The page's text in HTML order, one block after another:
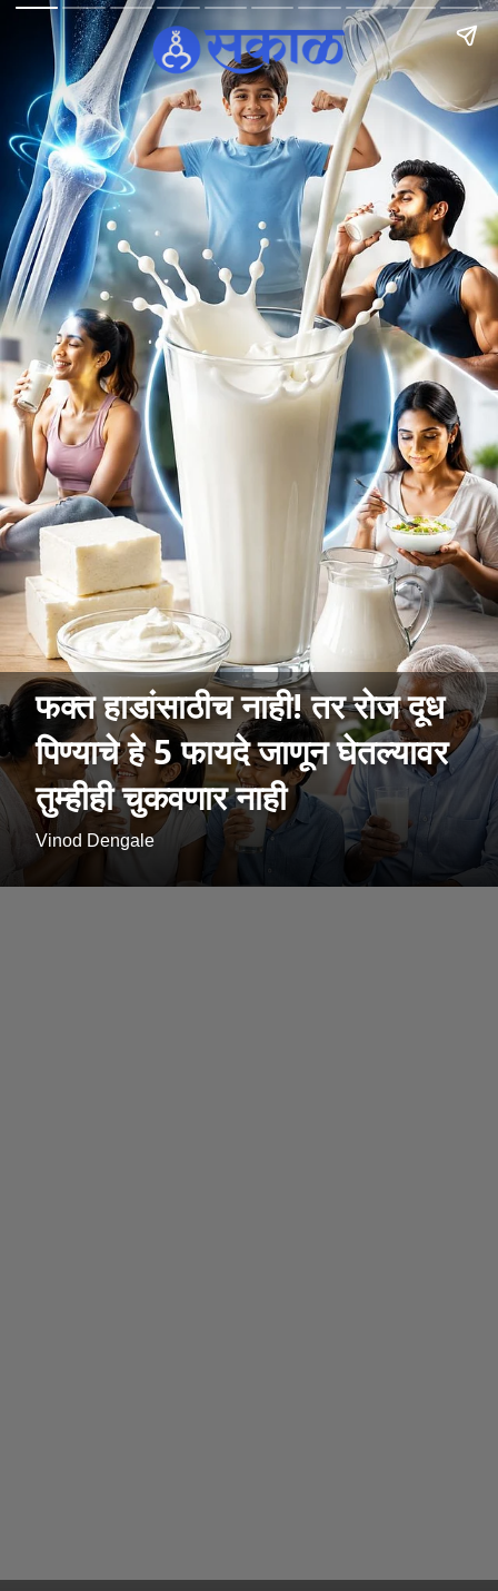
फक्त हाडांसाठीच नाही! तर रोज दूध
पिण्याचे हे 5 फायदे जाणून घेतल्यावर
तुम्हीही चुकवणार नाही
Vinod Dengale